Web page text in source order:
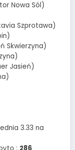
Nowa Sól)
Szprotawa)
Skwierzyna)
Jasień)
3.33 na